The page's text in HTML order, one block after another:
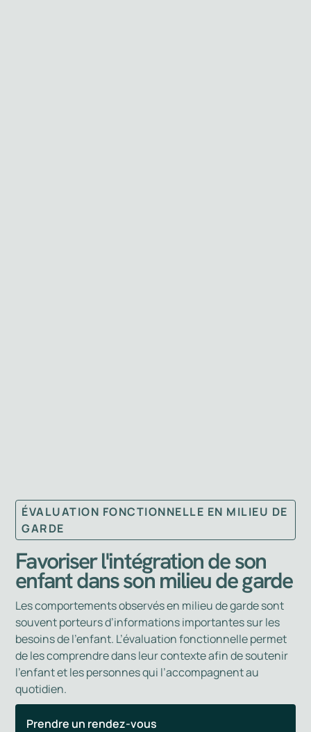
ÉVALUATION FONCTIONNELLE EN MILIEU DE
GARDE
Favoriser l'intégration de son
enfant dans son milieu de garde
Les comportements observés en milieu de garde sont
souvent porteurs d’informations importantes sur les
besoins de l’enfant. L’évaluation fonctionnelle permet
de les comprendre dans leur contexte afin de soutenir
l’enfant et les personnes qui l’accompagnent au
quotidien.
Prendre un rendez-vous